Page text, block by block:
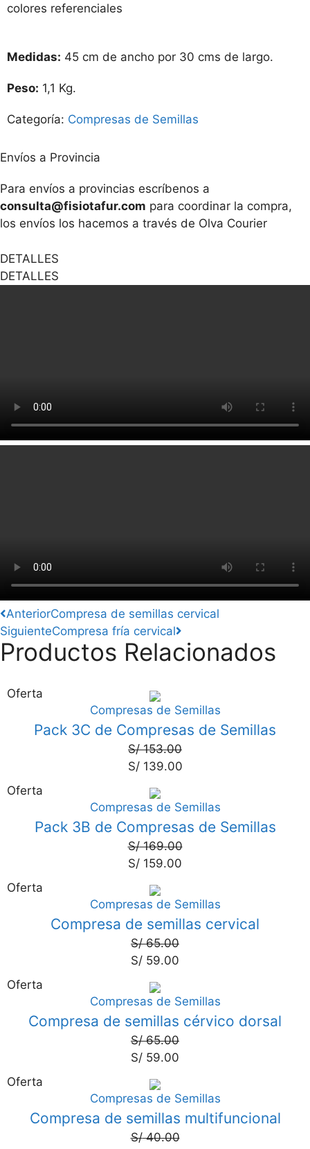
colores referenciales
Medidas: 45 cm de ancho por 30 cms de largo.
Peso: 1,1 Kg.
Categoría: Compresas de Semillas
Envíos a Provincia
Para envíos a provincias escríbenos a
consulta@fisiotafur.com para coordinar la compra,
los envíos los hacemos a través de Olva Courier
DETALLES
DETALLES
AnteriorCompresa de semillas cervical
SiguienteCompresa fría cervical
Productos Relacionados
Oferta
Compresas de Semillas
Pack 3C de Compresas de Semillas
S/153.00
S/139.00
Oferta
Compresas de Semillas
Pack 3B de Compresas de Semillas
S/169.00
S/ 159.00
Oferta
Compresas de Semillas
Compresa de semillas cervical
S/65.00
S/ 59.00
Oferta
Compresas de Semillas
Compresa de semillas cérvico dorsal
S/65.00
S/ 59.00
Oferta
Compresas de Semillas
Compresa de semillas multifuncional
S/40.00